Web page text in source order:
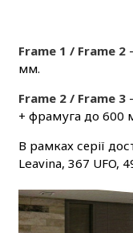
Frame 1 / Frame 2-
мм.
Frame 2 / Frame 3-
+ фрамуга до 600
В рамках серії
Leavina, 367 UFO,